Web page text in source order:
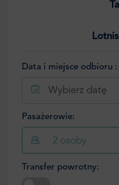
Data i miejsce odbioru :
Wybierz datę
Pasażerowie:
2 osoby
Transfer powrotny: